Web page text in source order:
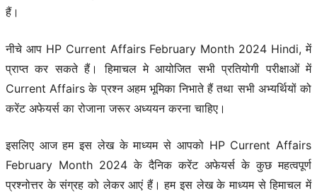
हैं।
नीचे आप HP Current Affairs February Month 2024 Hindi, में
प्राप्त कर सकते हैं। हिमाचल मे आयोजित सभी प्रतियोगी परीक्षाओं में
Current Affairs के प्रश्न अहम भूमिका निभाते हैं तथा सभी अभ्यर्थियों को
करेंट अफेयर्स का रोजाना जरूर अध्ययन करना चाहिए।
इसलिए आज हम इस लेख के माध्यम से आपको HP Current Affairs
February Month 2024 के दैनिक करेंट अफेयर्स के कुछ महत्वपूर्ण
प्रश्नोत्तर के संग्रह को लेकर आएं हैं। हम इस लेख के माध्यम से हिमाचल में